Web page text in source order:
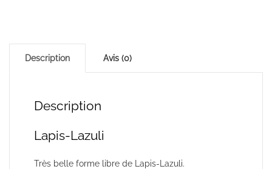
Description Avis (0)
Description
Lapis-Lazuli
Très belle forme libre de Lapis-Lazuli.